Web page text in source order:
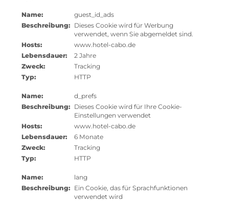
Name:
guest_id_ads
Beschreibung: Dieses Cookie wird für Werbung
verwendet, wenn Sie abgemeldet sind.
Hosts:
www.hotel-cabo.de
Lebensdauer:
2 Jahre
Zweck:
Tracking
Typ:
HTTP
Name:
d_prefs
Beschreibung: Dieses Cookie wird für Ihre Cookie-
Einstellungen verwendet
Hosts:
www.hotel-cabo.de
Lebensdauer:
6 Monate
Zweck:
Tracking
Typ:
HTTP
Name:
lang
Beschreibung: Ein Cookie, das für Sprachfunktionen
verwendet wird